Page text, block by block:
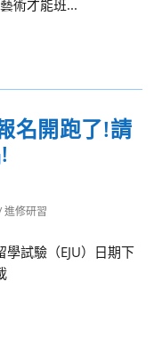
術才能班...
名開跑了!請
進修研習
學試驗（EJU）日期下